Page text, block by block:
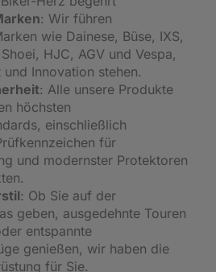
: Wir führen
wie Dainese, Büse, IXS,
HJC, AGV und Vespa,
Innovation stehen.
: Alle unsere Produkte
höchsten
einschließlich
für
und modernster Protektoren
: Ob Sie auf der
geben, ausgedehnte Touren
entspannte
genießen, wir haben die
für Sie.